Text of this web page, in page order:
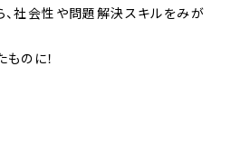
、社会性や問題解決スキルをみが
のに！